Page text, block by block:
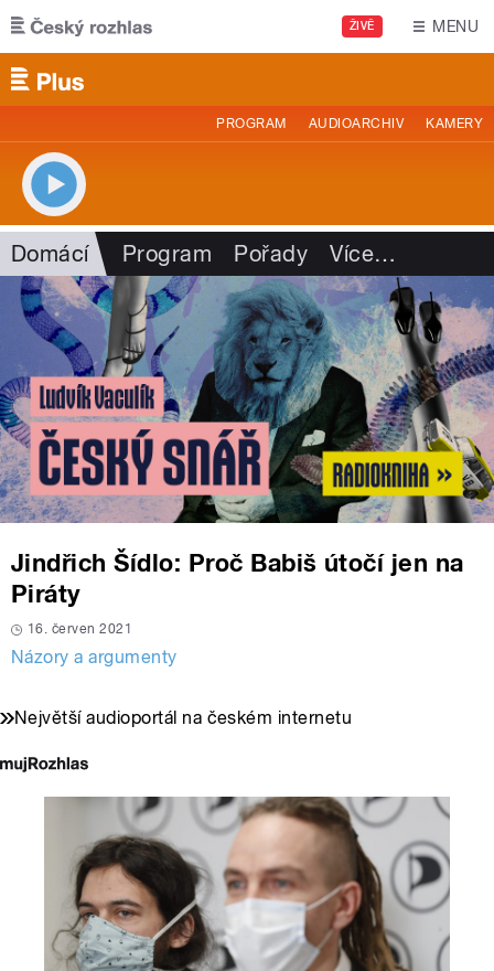
Přejít k hlavnímu obsahu
ŽIVĚ MENU
PROGRAM AUDIOARCHIV KAMERY
Domácí Program Pořady Více…
Jindřich Šídlo: Proč Babiš útočí jen na
Piráty
16. červen 2021
Názory a argumenty
Největší audioportál na českém internetu